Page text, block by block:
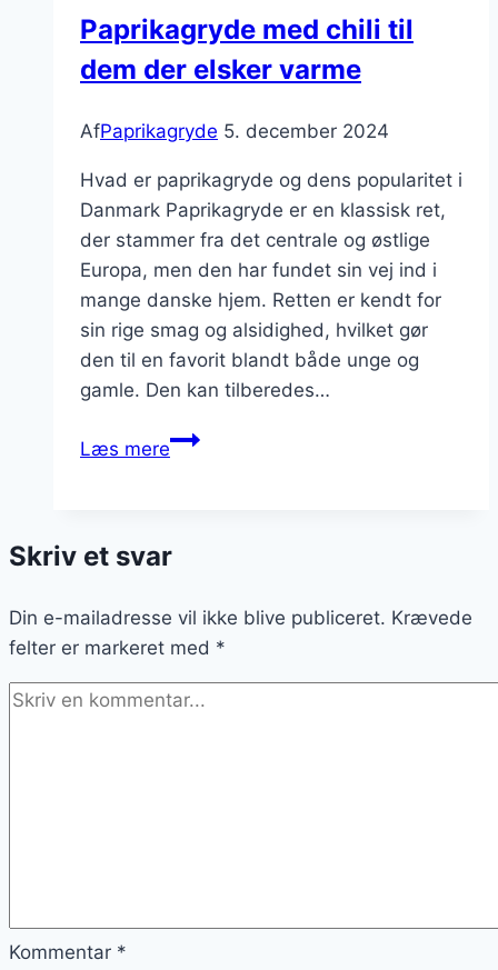
smagsoplevelse
Paprikagryde med chili til
dem der elsker varme
AfPaprikagryde 5. december 2024
Hvad er paprikagryde og dens popularitet i
Danmark Paprikagryde er en klassisk ret,
der stammer fra det centrale og østlige
Europa, men den har fundet sin vej ind i
mange danske hjem. Retten er kendt for
sin rige smag og alsidighed, hvilket gør
den til en favorit blandt både unge og
gamle. Den kan tilberedes…
Læs merePaprikagryde
dem
elsker
varme
Skriv et svar
Din e-mailadresse vil ikke blive publiceret. Krævede
felter er markeret med *
Kommentar *